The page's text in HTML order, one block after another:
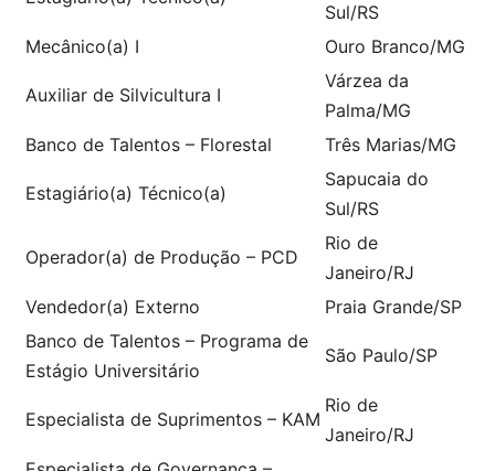
Sul/RS
Mecânico(a) I
Ouro Branco/MG
Auxiliar de Silvicultura I
Várzea da
Palma/MG
Banco de Talentos – Florestal
Três Marias/MG
Estagiário(a) Técnico(a)
Sapucaia do
Sul/RS
Operador(a) de Produção – PCD
Rio de
Janeiro/RJ
Vendedor(a) Externo
Praia Grande/SP
Banco de Talentos – Programa de
Estágio Universitário
São Paulo/SP
Especialista de Suprimentos – KAM
Rio de
Janeiro/RJ